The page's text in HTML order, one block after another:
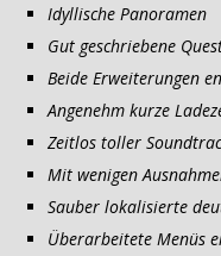
Idyllische Panoramen
Gut geschriebene
Beide Erweiterungen
Angenehm kurze
Zeitlos toller
Mit wenigen
Sauber lokalisierte
Überarbeitete Menüs